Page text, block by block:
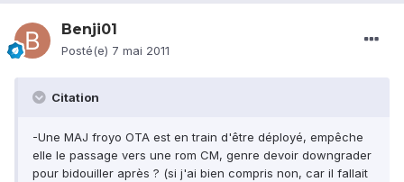
Benji01
Posté(e) 7 mai 2011
Citation
-Une MAJ froyo OTA est en train d'être déployé, empêche
elle le passage vers une rom CM, genre devoir downgrader
pour bidouiller après ? (si j'ai bien compris non, car il fallait